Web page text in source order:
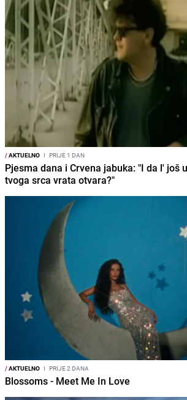
/AKTUELNO I PRIJE 1 DAN
Pjesma dana i Crvena jabuka: "I da l' još
tvoga srca vrata otvara?"
/AKTUELNO I PRIJE 2 DANA
Blossoms - Meet Me In Love